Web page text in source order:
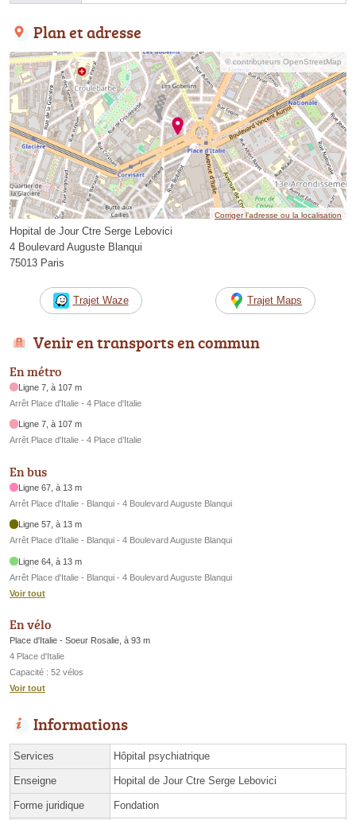
Plan et adresse
© contributeurs OpenStreetMap
Corriger l’adresse ou la localisation
Hopital de Jour Ctre Serge Lebovici
4 Boulevard Auguste Blanqui
75013 Paris
Trajet Waze Trajet Maps
Venir en transports en commun
En métro
Ligne 7, à 107 m
Arrêt Place d'Italie - 4 Place d'Italie
Ligne 7, à 107 m
Arrêt Place d'Italie - 4 Place d’Italie
En bus
Ligne 67, à 13 m
Arrêt Place d'Italie - Blanqui - 4 Boulevard Auguste Blanqui
Ligne 57, à 13 m
Arrêt Place d'Italie - Blanqui - 4 Boulevard Auguste Blanqui
Ligne 64, à 13 m
Arrêt Place d'Italie - Blanqui - 4 Boulevard Auguste Blanqui
Voir tout
En vélo
Place d'Italie - Soeur Rosalie, à 93 m
4 Place d'Italie
Capacité : 52 vélos
Voir tout
Informations
Services Hôpital psychiatrique
Enseigne Hopital de Jour Ctre Serge Lebovici
Forme juridique Fondation